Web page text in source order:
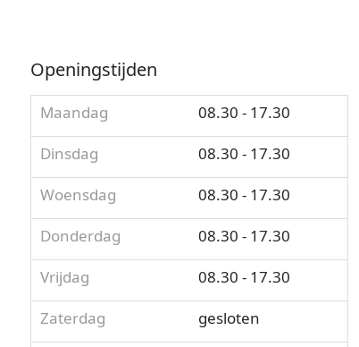
Openingstijden
Maandag
08.30 - 17.30
Dinsdag
08.30 - 17.30
Woensdag
08.30 - 17.30
Donderdag
08.30 - 17.30
Vrijdag
08.30 - 17.30
Zaterdag
gesloten